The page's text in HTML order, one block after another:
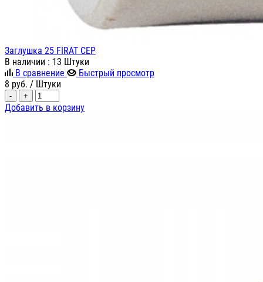
Заглушка 25 FIRAT СЕР
В наличии : 13 Штуки
В сравнение
Быстрый просмотр
8 руб. / Штуки
- +
Добавить в корзину